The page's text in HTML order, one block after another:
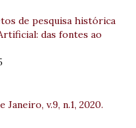
de pesquisa histórica
das fontes ao
v.9, n.1, 2020.